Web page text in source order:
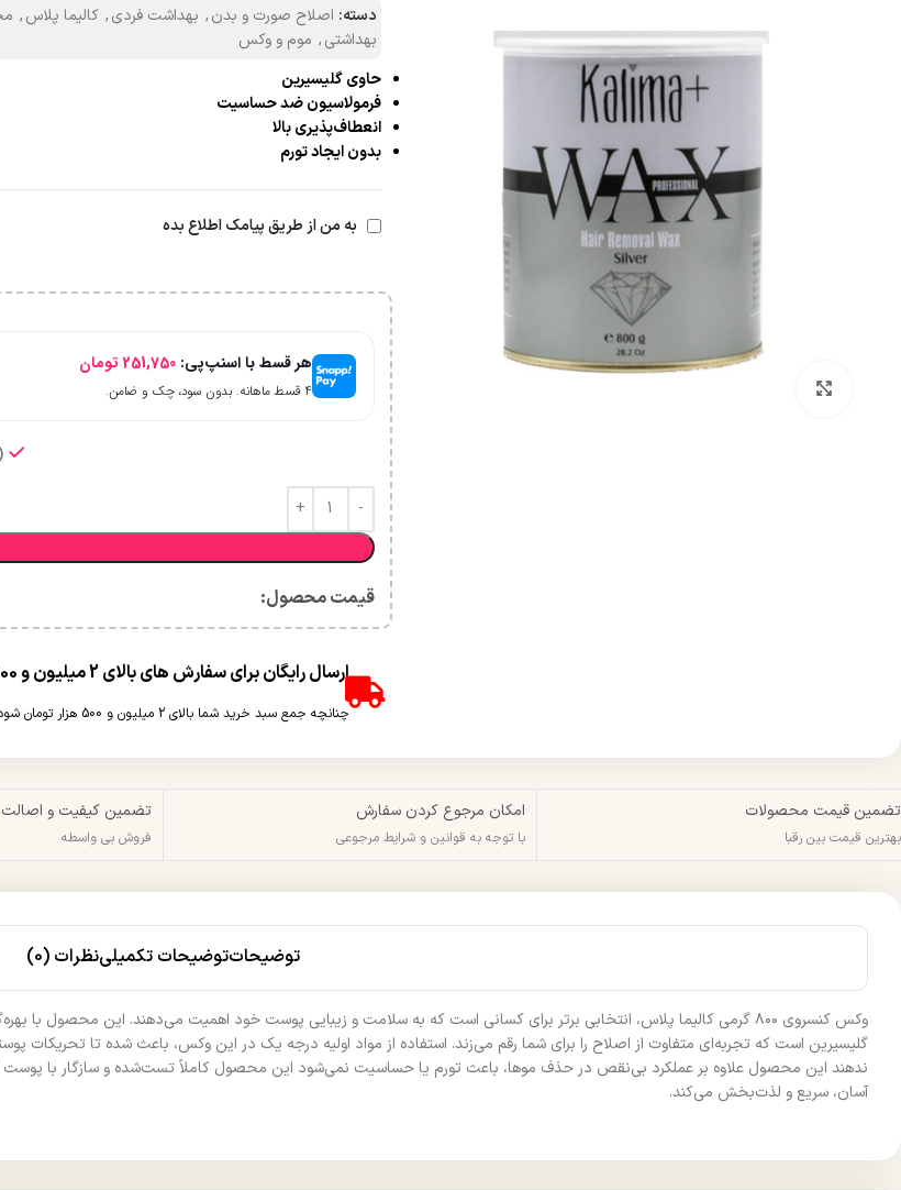
دسته: اصلاح صورت و بدن, بهداشت فردی, کالیما پلاس,
بهداشتی, موم و وکس
حاوی گلیسیرین
فرمولاسیون ضد حساسیت
انعطاف‌پذیری بالا
بدون ایجاد تورم
به من از طریق پیامک اطلاع بده
هر قسط با اسنپ‌پی:251,750 تومان
۴ قسط ماهانه. بدون سود، چک و ضامن.
قیمت محصول:​
ارسال رایگان برای سفارش های بالای 2 میلیون و 500 هزار تومان(غیر حجمی)
چنانچه جمع سبد خرید شما بالای 2 میلیون و 500 هزار تومان شود هزینه پست برای شما به صورت رایگان محاسبه خواهد شد.
تضمین قیمت محصولات
بهترین قیمت بین رقبا
امکان مرجوع کردن سفارش
با توجه به قوانین و شرایط مرجوعی
تضمین کیفیت و اصالت
فروش بی واسطه
توضیحاتتوضیحات تکمیلینظرات (0)
وکس کنسروی ۸۰۰ گرمی کالیما پلاس، انتخابی برتر برای کسانی است که به سلامت و زیبایی پوست خود اهمیت می‌دهند. این
گلیسیرین است که تجربه‌ای متفاوت از اصلاح را برای شما رقم می‌زند. استفاده از مواد اولیه درجه یک در این وکس، باعث شده تا
ندهند این محصول علاوه بر عملکرد بی‌نقص در حذف موها، باعث تورم یا حساسیت نمی‌شود این محصول کاملاً تست‌شده و سازگار با پوست
آسان، سریع و لذت‌بخش می‌کند.